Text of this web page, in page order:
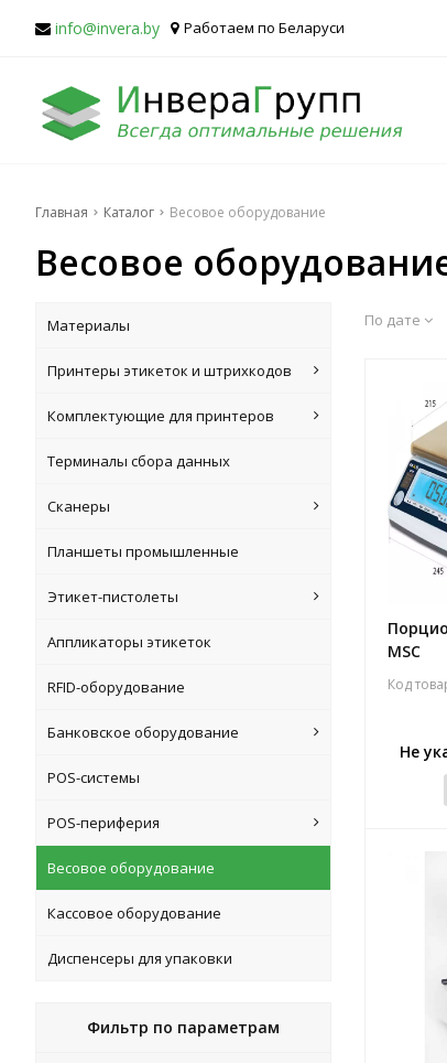
info@invera.by Работаем по Беларуси
Главная Каталог Весовое оборудование
Весовое
Материалы
Принтеры этикеток и штрихкодов
Комплектующие для принтеров
Терминалы сбора данных
Сканеры
Планшеты промышленные
Этикет-пистолеты
Аппликаторы этикеток
RFID-оборудование
Банковское оборудование
POS-системы
POS-периферия
Весовое оборудование
Кассовое оборудование
Диспенсеры для упаковки
Фильтр по параметрам
По дате
MSC
Код
Не